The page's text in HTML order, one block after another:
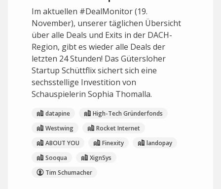
Im aktuellen #DealMonitor (19.
November), unserer täglichen Übersicht
über alle Deals und Exits in der DACH-
Region, gibt es wieder alle Deals der
letzten 24 Stunden! Das Gütersloher
Startup Schüttflix sichert sich eine
sechsstellige Investition von
Schauspielerin Sophia Thomalla.
datapine
High-Tech Gründerfonds
Westwing
Rocket Internet
ABOUT YOU
Finexity
landopay
Sooqua
XignSys
Tim Schumacher